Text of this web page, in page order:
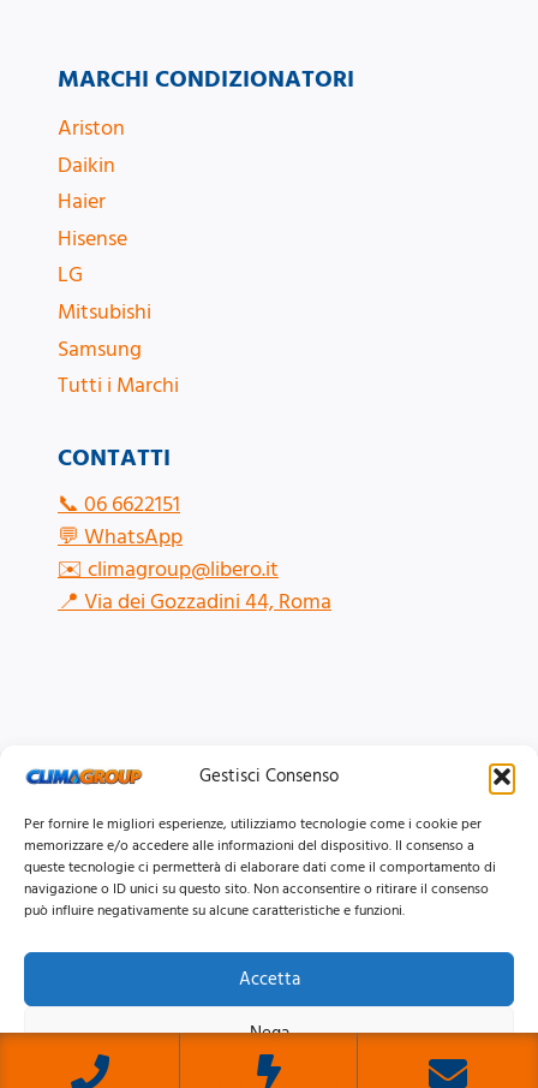
Gestisci Consenso
Per fornire le migliori esperienze, utilizziamo tecnologie come i cookie per
memorizzare e/o accedere alle informazioni del dispositivo. Il consenso a
queste tecnologie ci permetterà di elaborare dati come il comportamento di
navigazione o ID unici su questo sito. Non acconsentire o ritirare il consenso
può influire negativamente su alcune caratteristiche e funzioni.
Accetta
Nega
CONTATTI
📞06 6622151
💬WhatsApp
✉️climagroup@libero.it
📍Via dei Gozzadini 44, Roma
MARCHI CONDIZIONATORI
Ariston
Daikin
Haier
Hisense
LG
Mitsubishi
Samsung
Tutti i Marchi
© 2026 Clima Group Impianti Srls P.IVA: 17771951005
Privacy
CookiePolicy | Mappa del Sito